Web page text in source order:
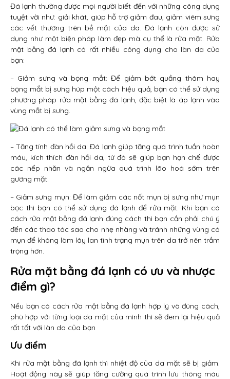
Đá lạnh thường được mọi người biết đến với những công dụng
tuyệt vời như: giải khát, giúp hỗ trợ giảm đau, giảm viêm sưng
các vết thương trên bề mặt của da. Đá lạnh còn được sử
dụng như một biện pháp làm đẹp mà cụ thể là rửa mặt. Rửa
mặt bằng đá lạnh có rất nhiều công dụng cho làn da của
bạn:
– Giảm sưng và bọng mắt: Để giảm bớt quầng thâm hay
bọng mắt bị sưng húp một cách hiệu quả, bạn có thể sử dụng
phương pháp rửa mặt bằng đá lạnh, đặc biệt là áp lạnh vào
vùng mắt bị sưng.
– Tăng tính đàn hồi da: Đá lạnh giúp tăng quá trình tuần hoàn
máu, kích thích đàn hồi da, từ đó sẽ giúp bạn hạn chế được
các nếp nhăn và ngăn ngừa quá trình lão hoá sớm trên
gương mặt.
– Giảm sưng mụn: Để làm giảm các nốt mụn bị sưng như mụn
bọc thì bạn có thể sử dụng đá lạnh để rửa mặt. Khi bạn có
cách rửa mặt bằng đá lạnh đúng cách thì bạn cần phải chú ý
đến các thao tác sao cho nhẹ nhàng và tránh những vùng có
mụn để không làm lây lan tình trạng mụn trên da trở nên trầm
trọng hơn.
Rửa mặt bằng đá lạnh có ưu và nhược
điểm gì?
Nếu bạn có cách rửa mặt bằng đá lạnh hợp lý và đúng cách,
phù hợp với từng loại da mặt của mình thì sẽ đem lại hiệu quả
rất tốt với làn da của bạn
Ưu điểm
Khi rửa mặt bằng đá lạnh thì nhiệt độ của da mặt sẽ bị giảm.
Hoạt động này sẽ giúp tăng cường quá trình lưu thông máu